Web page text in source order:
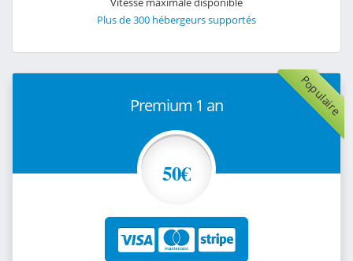
Plus de 300 hébergeurs supportés
Populaire
Premium 1 an
50€